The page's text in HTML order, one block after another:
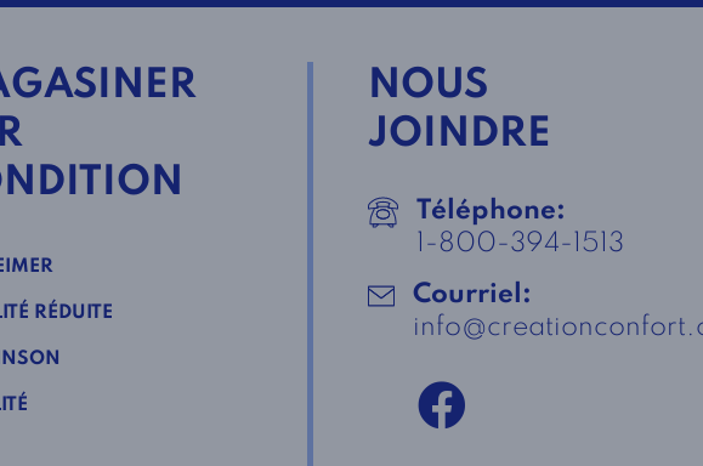
RÉDUITE
NOUS
JOINDRE
Téléphone:
1-800-394-1513
Courriel: